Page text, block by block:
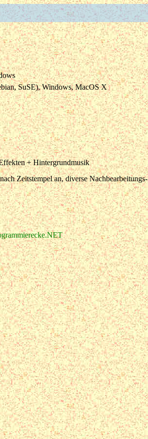
SuSE), Windows, MacOS X
+ Hintergrundmusik
Zeitstempel an, diverse Nachbearbeitungs-